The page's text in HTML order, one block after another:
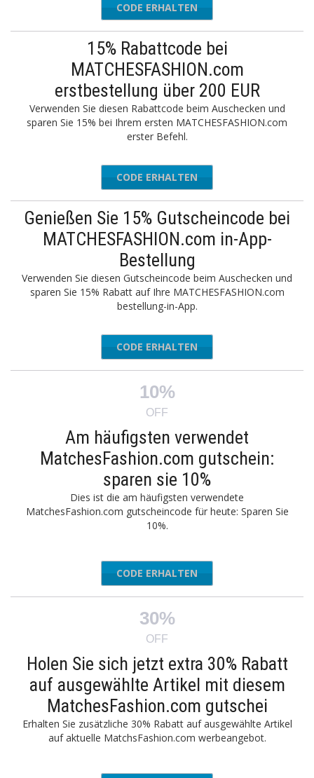
25MF
CODE ERHALTEN
15% Rabattcode bei
MATCHESFASHION.com
erstbestellung über 200 EUR
Verwenden Sie diesen Rabattcode beim Auschecken und
sparen Sie 15% bei Ihrem ersten MATCHESFASHION.com
erster Befehl.
NEW15
CODE ERHALTEN
Genießen Sie 15% Gutscheincode bei
MATCHESFASHION.com in-App-
Bestellung
Verwenden Sie diesen Gutscheincode beim Auschecken und
sparen Sie 15% Rabatt auf Ihre MATCHESFASHION.com
bestellung-in-App.
15APP
CODE ERHALTEN
10%
OFF
Am häufigsten verwendet
MatchesFashion.com gutschein:
sparen sie 10%
Dies ist die am häufigsten verwendete
MatchesFashion.com gutscheincode für heute: Sparen Sie
10%.
UOB10
CODE ERHALTEN
30%
OFF
Holen Sie sich jetzt extra 30% Rabatt
auf ausgewählte Artikel mit diesem
MatchesFashion.com gutschei
Erhalten Sie zusätzliche 30% Rabatt auf ausgewählte Artikel
auf aktuelle MatchsFashion.com werbeangebot.